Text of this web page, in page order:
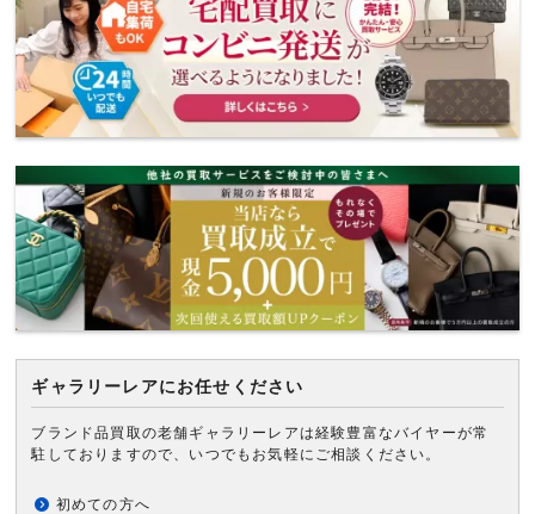
ギャラリーレアにお任せください
ブランド品買取の老舗ギャラリーレアは経験豊富なバイヤーが常
駐しておりますので、いつでもお気軽にご相談ください。
初めての方へ